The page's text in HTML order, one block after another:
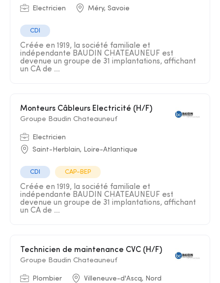
Electricien Méry, Savoie
CDI
Créée en 1919, la société familiale et
indépendante BAUDIN CHATEAUNEUF est
devenue un groupe de 31 implantations, affichant
un CA de ...
Monteurs Câbleurs Electricité (H/F)
Groupe Baudin Chateauneuf
Electricien
Saint-Herblain, Loire-Atlantique
CDI CAP-BEP
Créée en 1919, la société familiale et
indépendante BAUDIN CHATEAUNEUF est
devenue un groupe de 31 implantations, affichant
un CA de ...
Technicien de maintenance CVC (H/F)
Groupe Baudin Chateauneuf
Plombier Villeneuve-d'Ascq, Nord